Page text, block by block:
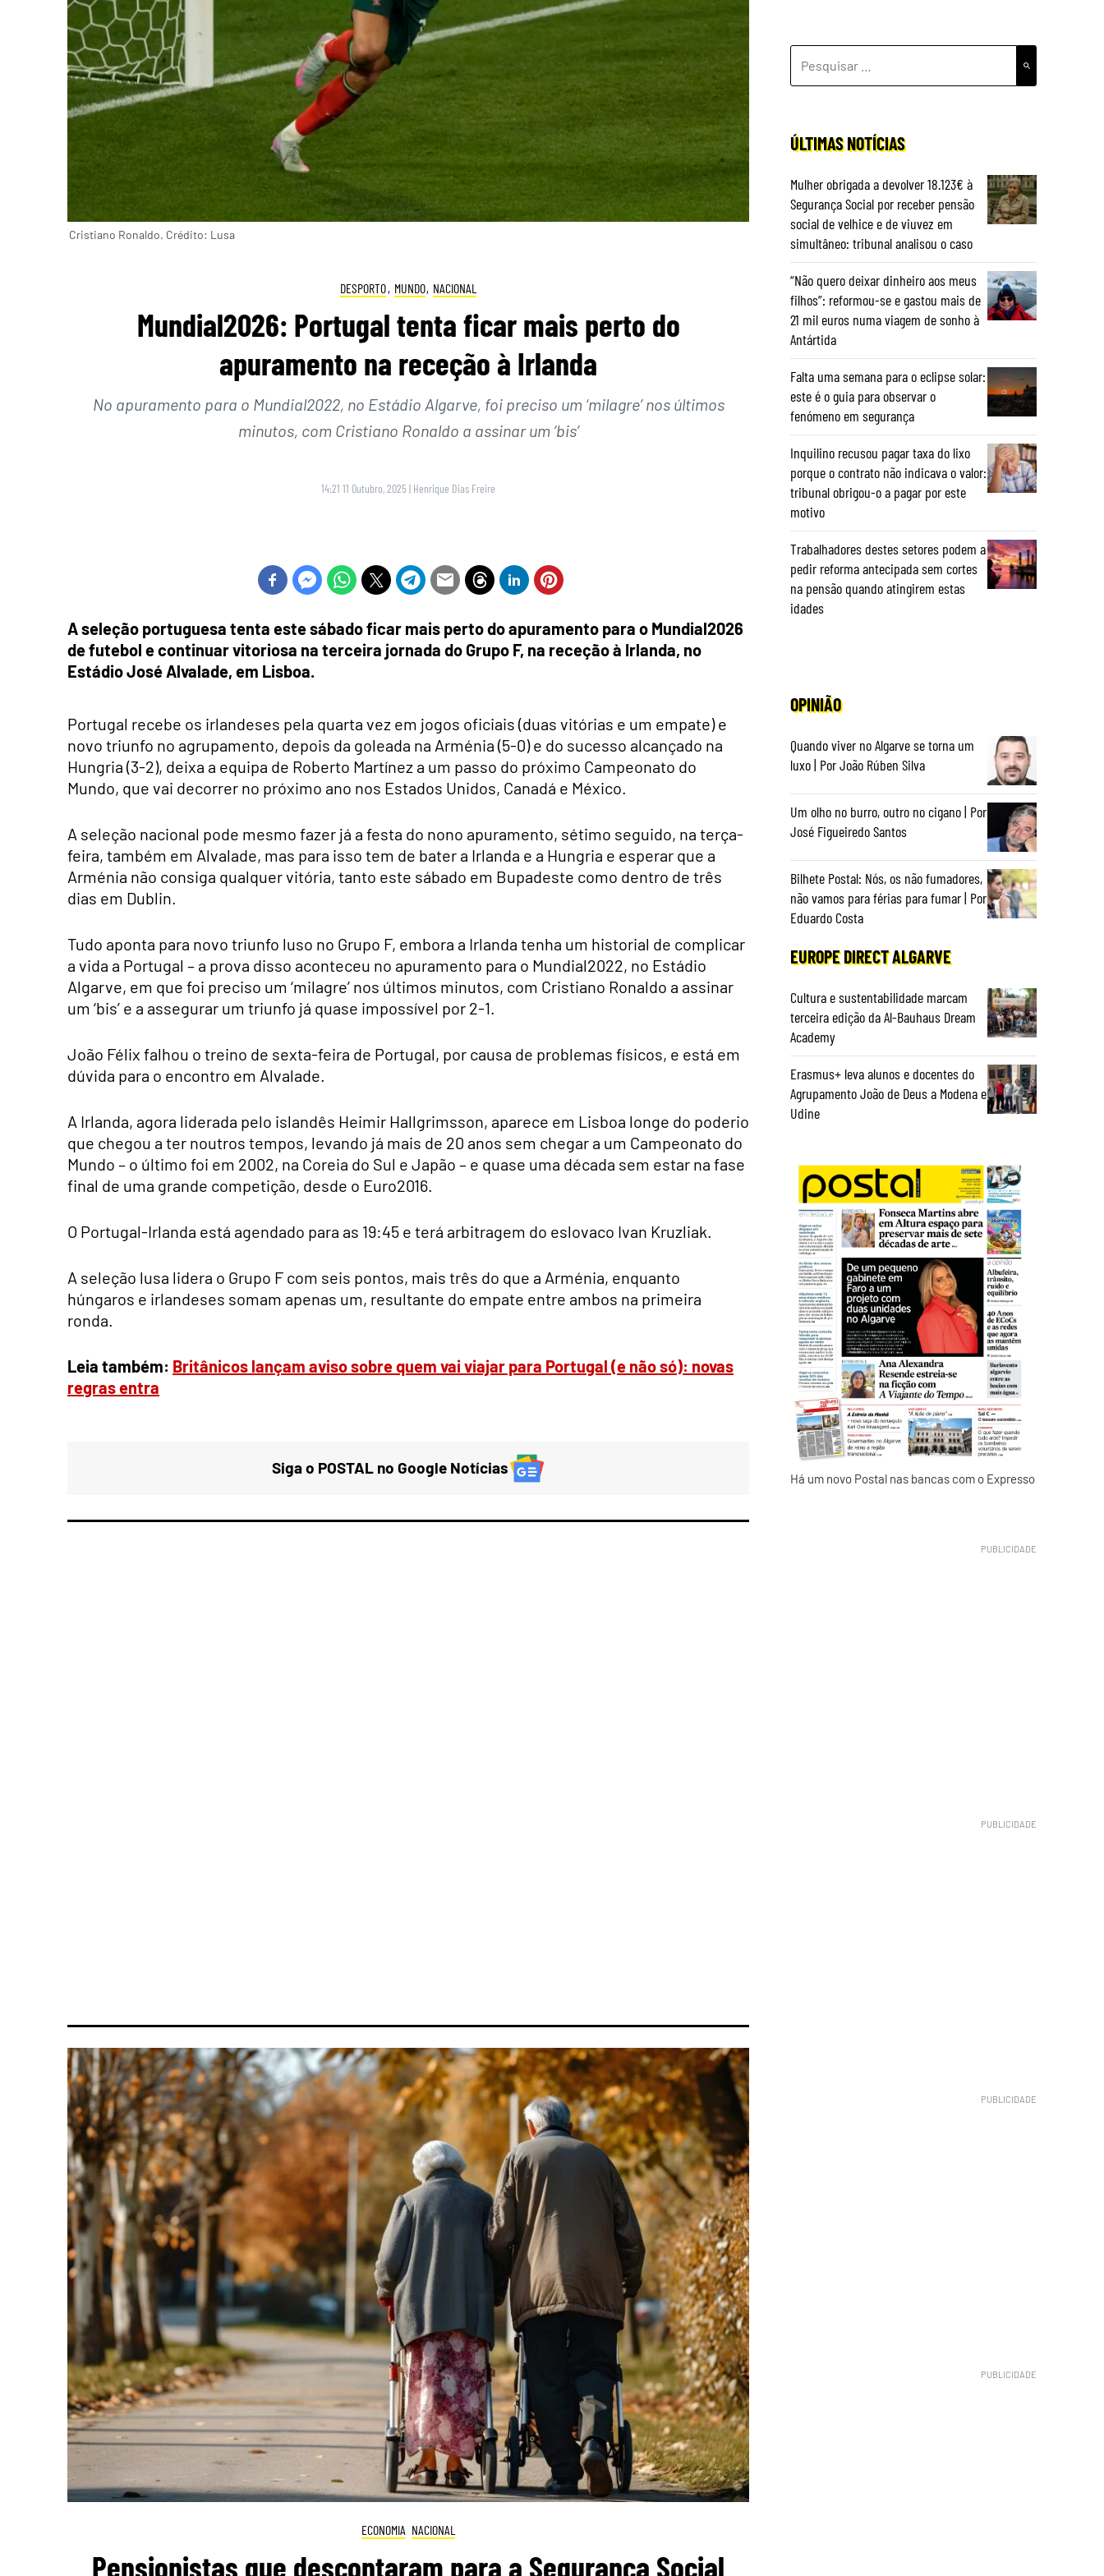
Cristiano Ronaldo. Crédito: Lusa
DESPORTO, MUNDO, NACIONAL
Mundial2026: Portugal tenta ficar mais perto do
apuramento na receção à Irlanda
No apuramento para o Mundial2022, no Estádio Algarve, foi preciso um ‘milagre’ nos últimos
minutos, com Cristiano Ronaldo a assinar um ‘bis’
14:21 11 Outubro, 2025 | Henrique Dias Freire
A seleção portuguesa tenta este sábado ficar mais perto do apuramento para o Mundial2026
de futebol e continuar vitoriosa na terceira jornada do Grupo F, na receção à Irlanda, no
Estádio José Alvalade, em Lisboa.
Portugal recebe os irlandeses pela quarta vez em jogos oficiais (duas vitórias e um empate) e
novo triunfo no agrupamento, depois da goleada na Arménia (5-0) e do sucesso alcançado na
Hungria (3-2), deixa a equipa de Roberto Martínez a um passo do próximo Campeonato do
Mundo, que vai decorrer no próximo ano nos Estados Unidos, Canadá e México.
A seleção nacional pode mesmo fazer já a festa do nono apuramento, sétimo seguido, na terça-
feira, também em Alvalade, mas para isso tem de bater a Irlanda e a Hungria e esperar que a
Arménia não consiga qualquer vitória, tanto este sábado em Bupadeste como dentro de três
dias em Dublin.
Tudo aponta para novo triunfo luso no Grupo F, embora a Irlanda tenha um historial de complicar
a vida a Portugal – a prova disso aconteceu no apuramento para o Mundial2022, no Estádio
Algarve, em que foi preciso um ‘milagre’ nos últimos minutos, com Cristiano Ronaldo a assinar
um ‘bis’ e a assegurar um triunfo já quase impossível por 2-1.
João Félix falhou o treino de sexta-feira de Portugal, por causa de problemas físicos, e está em
dúvida para o encontro em Alvalade.
A Irlanda, agora liderada pelo islandês Heimir Hallgrimsson, aparece em Lisboa longe do poderio
que chegou a ter noutros tempos, levando já mais de 20 anos sem chegar a um Campeonato do
Mundo – o último foi em 2002, na Coreia do Sul e Japão – e quase uma década sem estar na fase
final de uma grande competição, desde o Euro2016.
O Portugal-Irlanda está agendado para as 19:45 e terá arbitragem do eslovaco Ivan Kruzliak.
A seleção lusa lidera o Grupo F com seis pontos, mais três do que a Arménia, enquanto
húngaros e irlandeses somam apenas um, resultante do empate entre ambos na primeira
ronda.
Leia também: Britânicos lançam aviso sobre quem vai viajar para Portugal (e não só): novas
regras entra
Siga o POSTAL no Google Notícias
ECONOMIA NACIONAL
Pensionistas que descontaram para a Segurança Social
POR:
ÚLTIMAS NOTÍCIAS
Mulher obrigada a devolver 18.123€ à
Segurança Social por receber pensão
social de velhice e de viuvez em
simultâneo: tribunal analisou o caso
“Não quero deixar dinheiro aos meus
filhos”: reformou-se e gastou mais de
21 mil euros numa viagem de sonho à
Antártida
Falta uma semana para o eclipse solar:
este é o guia para observar o
fenómeno em segurança
Inquilino recusou pagar taxa do lixo
porque o contrato não indicava o valor:
tribunal obrigou-o a pagar por este
motivo
Trabalhadores destes setores podem a
pedir reforma antecipada sem cortes
na pensão quando atingirem estas
idades
OPINIÃO
Quando viver no Algarve se torna um
luxo | Por João Rúben Silva
Um olho no burro, outro no cigano | Por
José Figueiredo Santos
Bilhete Postal: Nós, os não fumadores,
não vamos para férias para fumar | Por
Eduardo Costa
EUROPE DIRECT ALGARVE
Cultura e sustentabilidade marcam
terceira edição da Al-Bauhaus Dream
Academy
Erasmus+ leva alunos e docentes do
Agrupamento João de Deus a Modena e
Udine
Há um novo Postal nas bancas com o Expresso